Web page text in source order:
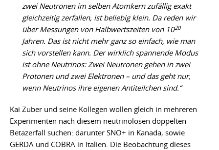
zwei Neutronen im selben Atomkern zufällig exakt
gleichzeitig zerfallen, ist beliebig klein. Da reden wir
über Messungen von Halbwertszeiten von 1020
Jahren. Das ist nicht mehr ganz so einfach, wie man
sich vorstellen kann. Der wirklich spannende Modus
ist ohne Neutrinos: Zwei Neutronen gehen in zwei
Protonen und zwei Elektronen – und das geht nur,
wenn Neutrinos ihre eigenen Antiteilchen sind.“
Kai Zuber und seine Kollegen wollen gleich in mehreren
Experimenten nach diesem neutrinolosen doppelten
Betazerfall suchen: darunter SNO+ in Kanada, sowie
GERDA und COBRA in Italien. Die Beobachtung dieses